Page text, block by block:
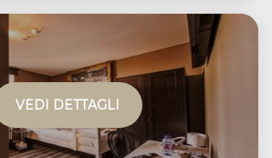
VEDI DETTAGLI